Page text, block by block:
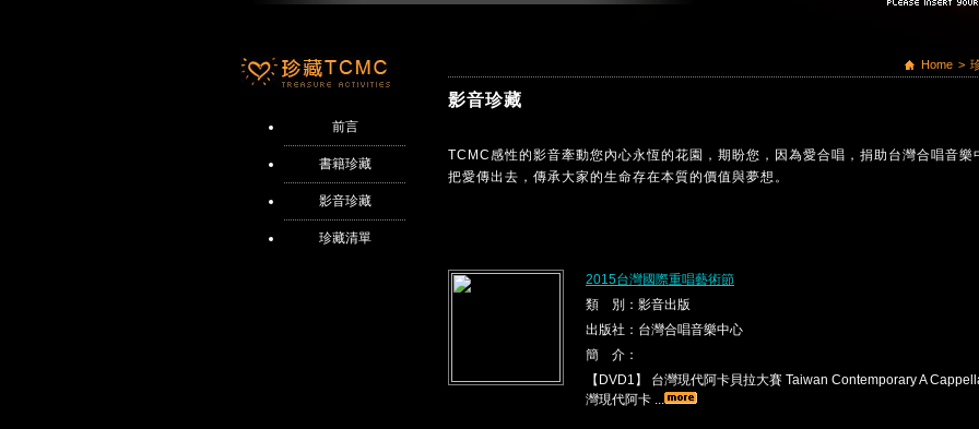
前言
書籍珍藏
影音珍藏
珍藏清單
Home >
影音珍藏
TCMC感性的影音牽動您內心永恆的花園，期盼您，因為愛合唱，捐助台灣合唱音樂
把愛傳出去，傳承大家的生命存在本質的價值與夢想。
2015台灣國際重唱藝術節
類 別：影音出版
出版社：台灣合唱音樂中心
簡 介：
【DVD1】 台灣現代阿卡貝拉大賽 Taiwan Contemporary A
灣現代阿卡 ...